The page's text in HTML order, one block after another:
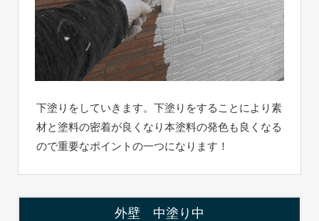
下塗りをしていきます。下塗りをすることにより素
材と塗料の密着が良くなり本塗料の発色も良くなる
ので重要なポイントの一つになります！
外壁 中塗り中